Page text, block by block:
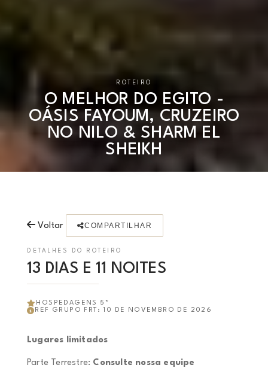
ROTEIRO
O MELHOR DO EGITO -
OÁSIS FAYOUM, CRUZEIRO
NO NILO & SHARM EL
SHEIKH
Voltar COMPARTILHAR
DETALHES DO ROTEIRO
13 DIAS E 11 NOITES
HOSPEDAGENS 5*
REF GRUPO FRT: 10 DE NOVEMBRO DE 2026
Lugares limitados
Parte Terrestre: Consulte nossa equipe